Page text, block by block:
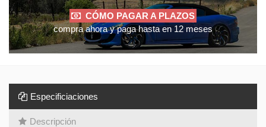
CÓMO PAGAR A PLAZOS
compra ahora y paga hasta en 12 meses
Especificiaciones
Descripción